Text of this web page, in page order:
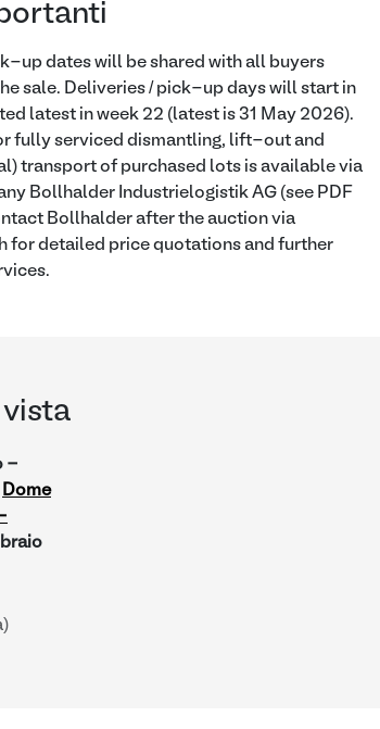
up dates will be shared with all buyers
sale. Deliveries / pick-up days will start in
latest in week 22 (latest is 31 May 2026).
fully serviced dismantling, lift-out and
transport of purchased lots is available via
Bollhalder Industrielogistik AG (see PDF
Bollhalder after the auction via
for detailed price quotations and further
-
Dome